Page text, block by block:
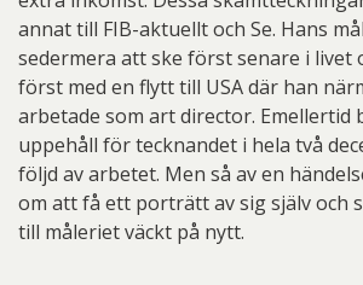
annat till FIB-aktuellt och Se. Hans
sedermera att ske först senare i livet
först med en flytt till USA där han
arbetade som art director. Emellertid
uppehåll för tecknandet i hela två
följd av arbetet. Men så av en
om att få ett porträtt av sig själv och
till måleriet väckt på nytt.